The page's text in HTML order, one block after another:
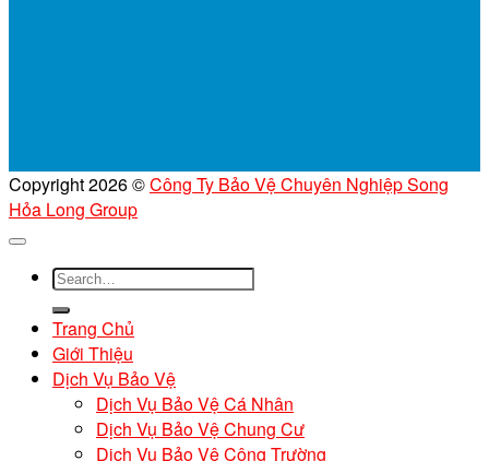
Copyright 2026 ©Công Ty Bảo Vệ Chuyên Nghiệp Song
Hỏa Long Group
Trang Chủ
Giới Thiệu
Dịch Vụ Bảo Vệ
Dịch Vụ Bảo Vệ Cá Nhân
Dịch Vụ Bảo Vệ Chung Cư
Dịch Vụ Bảo Vệ Công Trường